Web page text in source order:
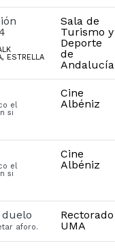
ESTRELLA
Sala de
Turismo y
Deporte
de
Andalucía
el
si
Cine
Albéniz
el
si
Cine
Albéniz
aforo.
Rectorado
UMA